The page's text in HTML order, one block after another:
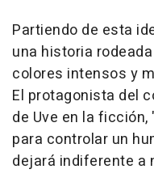
Partiendo de esta
una historia
colores intensos y
El protagonista del
de Uve en la
para controlar un
dejará indiferente a